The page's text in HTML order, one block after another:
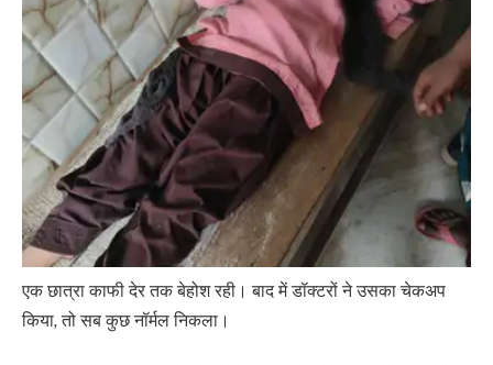
एक छात्रा काफी देर तक बेहोश रही। बाद में डॉक्टरों ने उसका चेकअप
किया, तो सब कुछ नॉर्मल निकला।